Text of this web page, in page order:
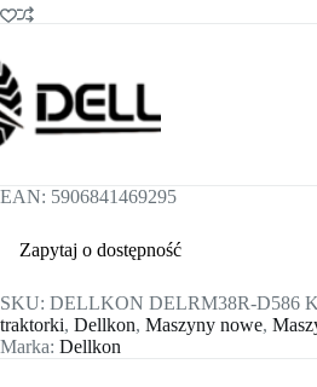
EAN: 5906841469295
Zapytaj o dostępność
SKU: DELLKON DELRM38R-D586
traktorki, Dellkon, Maszyny nowe,
Marka: Dellkon